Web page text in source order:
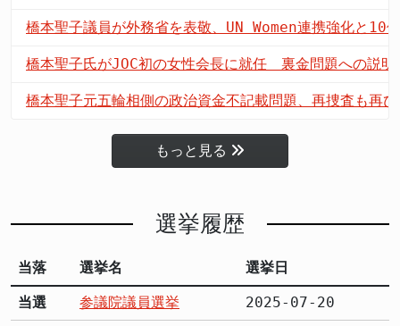
橋本聖子議員が外務省を表敬、UN Women連携強化と10
橋本聖子氏がJOC初の女性会長に就任 裏金問題への説明
橋本聖子元五輪相側の政治資金不記載問題、再捜査も再
もっと見る
選挙履歴
当落 選挙名 選挙日
当選 参議院議員選挙 2025-07-20